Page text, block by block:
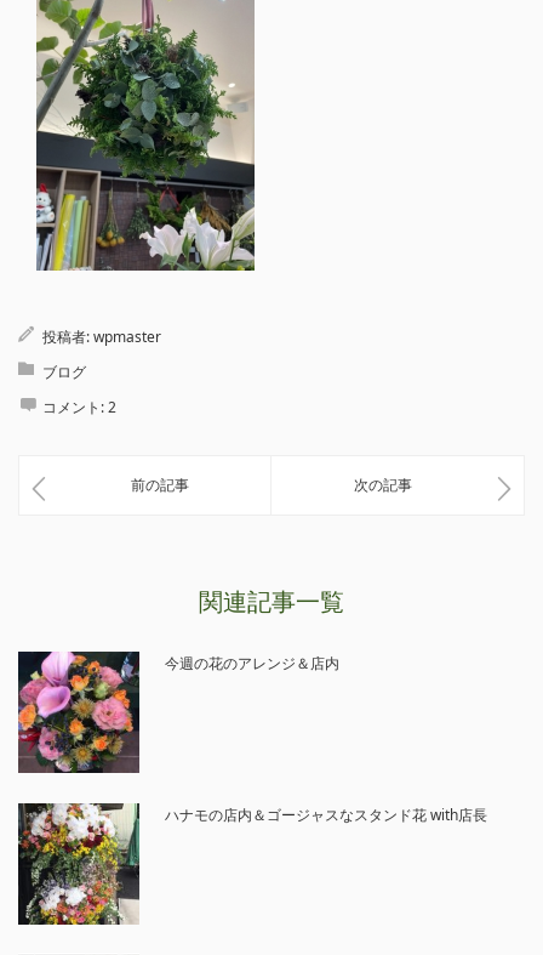
投稿者:wpmaster
ブログ
コメント:2
前の記事 次の記事
関連記事一覧
今週の花のアレンジ＆店内
ハナモの店内＆ゴージャスなスタンド花 with店長